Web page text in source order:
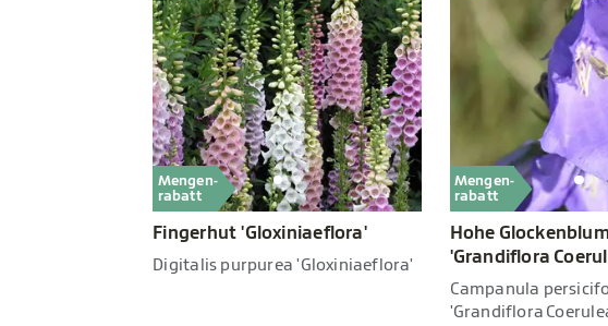
Mengen-
rabatt
Fingerhut 'Gloxiniaeflora'
Digitalis purpurea 'Gloxiniaeflora'
Mengen-
rabatt
Hohe
'Grandiflora
Campanula
'Grandiflora